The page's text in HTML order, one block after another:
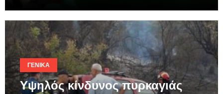
ΓΕΝΙΚΆ
Υψηλός κίνδυνος πυρκαγιάς